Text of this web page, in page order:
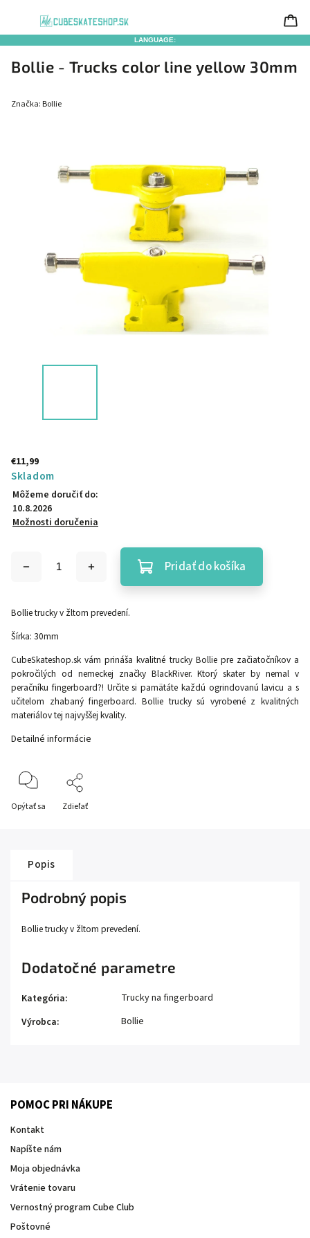
LANGUAGE:
Bollie - Trucks color line yellow 30mm
Značka: Bollie
€11,99
Skladom
Môžeme doručiť do:
10.8.2026
Možnosti doručenia
Pridať do košíka
Bollie trucky v žltom prevedení.
Šírka: 30mm
CubeSkateshop.sk vám prináša kvalitné trucky Bollie pre začiatočníkov a
pokročilých od nemeckej značky BlackRiver. Ktorý skater by nemal v
peračníku fingerboard?! Určite si pamätáte každú ogrindovanú lavicu a s
učitelom zhabaný fingerboard. Bollie trucky sú vyrobené z kvalitných
materiálov tej najvyššej kvality.
Detailné informácie
Opýtať sa Zdieľať
Popis
Podrobný popis
Bollie trucky v žltom prevedení.
Dodatočné parametre
Kategória:
Trucky na fingerboard
Výrobca: Bollie
POMOC PRI NÁKUPE
Kontakt
Napíšte nám
Moja objednávka
Vrátenie tovaru
Vernostný program Cube Club
Poštovné